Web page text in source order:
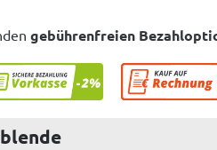
gebührenfreien